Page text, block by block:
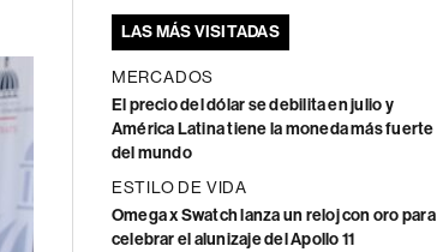
LAS MÁS VISITADAS
MERCADOS
El precio del dólar se debilita en julio y
América Latina tiene la moneda más fuerte
del mundo
ESTILO DE VIDA
Omega x Swatch lanza un reloj con oro para
celebrar el alunizaje del Apollo 11